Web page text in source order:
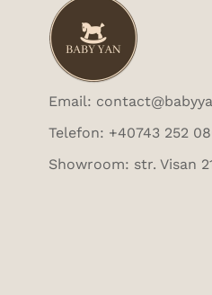
Email:
Telefon: +40743 252
Showroom: str. Visan